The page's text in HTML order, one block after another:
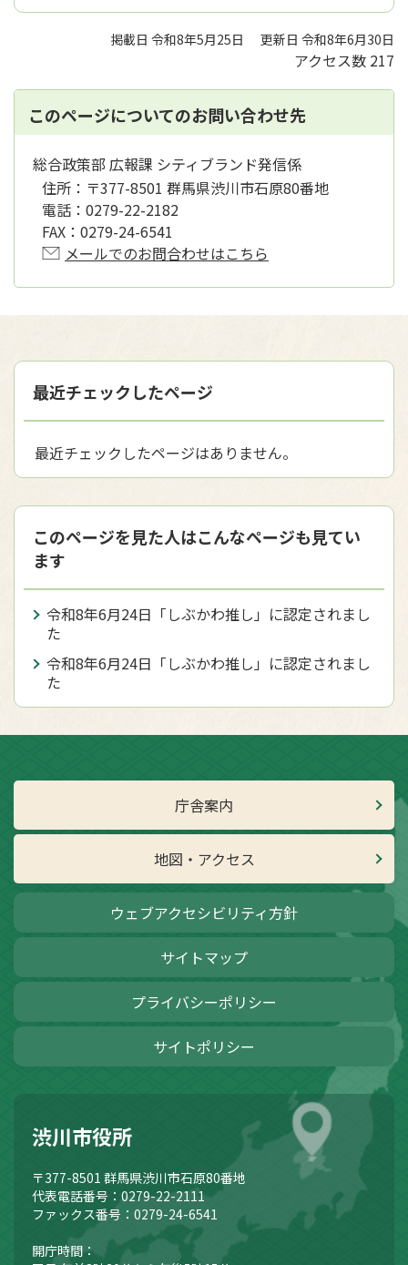
掲載日 令和8年5月25日 更新日 令和8年6月30日
アクセス数 217
このページについてのお問い合わせ先
総合政策部 広報課 シティブランド発信係
住所： 〒377-8501 群馬県渋川市石原80番地
電話： 0279-22-2182
FAX： 0279-24-6541
メールでのお問合わせはこちら
最近チェックしたページ
最近チェックしたページはありません。
このページを見た人はこんなページも見てい
ます
令和8年6月24日「しぶかわ推し」に認定されまし
た
令和8年6月24日「しぶかわ推し」に認定されまし
た
庁舎案内
地図・アクセス
ウェブアクセシビリティ方針
サイトマップ
プライバシーポリシー
サイトポリシー
渋川市役所
〒377-8501 群馬県渋川市石原80番地
代表電話番号：0279-22-2111
ファックス番号：0279-24-6541
開庁時間：